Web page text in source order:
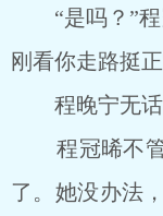
“是吗？”程
刚看你走路挺
程晚宁无话
程冠晞不管
了。她没办法